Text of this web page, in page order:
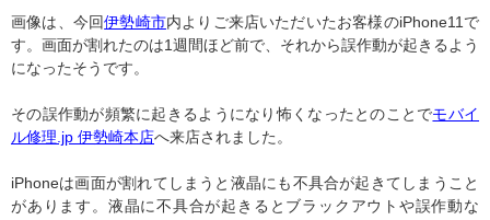
画像は、今回伊勢崎市内よりご来店いただいたお客様のiPhone11で
す。画面が割れたのは1週間ほど前で、それから誤作動が起きるよう
になったそうです。
その誤作動が頻繁に起きるようになり怖くなったとのことでモバイ
ル修理.jp 伊勢崎本店へ来店されました。
iPhoneは画面が割れてしまうと液晶にも不具合が起きてしまうこと
があります。液晶に不具合が起きるとブラックアウトや誤作動な